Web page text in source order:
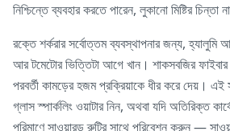
নিশ্চিন্তে ব্যবহার করতে পারেন, লুকানো মিষ্টির চিন্তা
রক্তে শর্করার সর্বোত্তম ব্যবস্থাপনার জন্য, হ্যালুমি
আর টমেটোর ভিত্তিটা আগে খান। শাকসবজির ফাইবার
পরবর্তী কামড়ের হজম প্রক্রিয়াকে ধীর করে দেয়। এই
গ্লাস স্পার্কলিং ওয়াটার নিন, অথবা যদি অতিরিক্ত
পরিমাণে সাওয়ারড রুটির সাথে পরিবেশন করুন —